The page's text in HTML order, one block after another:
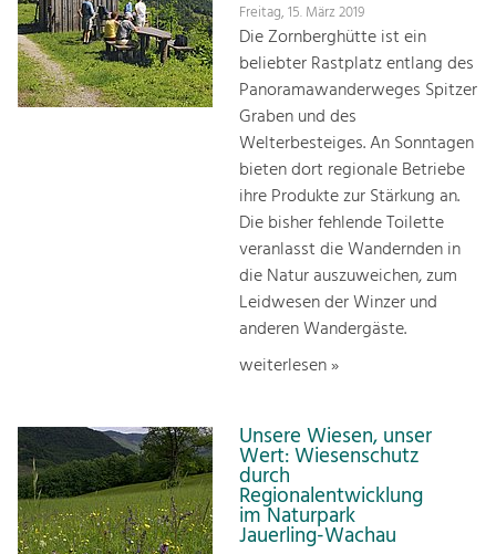
Freitag, 15. März 2019
Die Zornberghütte ist ein
beliebter Rastplatz entlang des
Panoramawanderweges Spitzer
Graben und des
Welterbesteiges. An Sonntagen
bieten dort regionale Betriebe
ihre Produkte zur Stärkung an.
Die bisher fehlende Toilette
veranlasst die Wandernden in
die Natur auszuweichen, zum
Leidwesen der Winzer und
anderen Wandergäste.
weiterlesen »
Unsere Wiesen, unser
Wert: Wiesenschutz
durch
Regionalentwicklung
im Naturpark
Jauerling-Wachau